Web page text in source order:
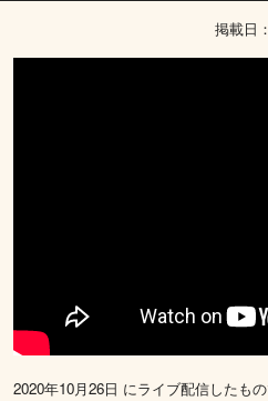
掲載日
2020年10月26日 にライブ配信したもの